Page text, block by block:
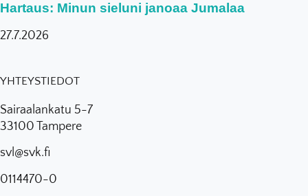
Hartaus: Minun sieluni janoaa Jumalaa
27.7.2026
YHTEYSTIEDOT
Sairaalankatu 5-7
33100 Tampere
svl@svk.fi
0114470-0